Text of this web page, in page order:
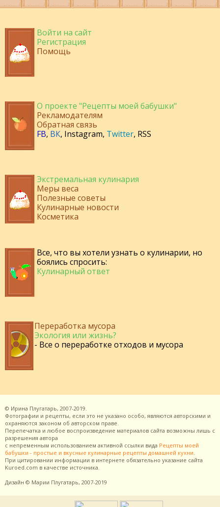
Войти на сайт
Регистрация
Помощь
О проекте "Рецепты моей бабушки"
Рекламодателям
Обратная связь
FB, ВК, Instagram, Twitter, RSS
Экстремальная кулинария
Меры веса
Полезные советы
Кулинарные новости
Косметика
Все, что вы хотели узнать о кулинарии, но
боялись спросить:
Кулинарный ответ
Переработка мусора
Экология или жизнь?
- Все о переработке отходов и мусора
© Ирина Плугатарь, 2007-2019.
Фотографии и рецепты, если это не указано особо, являются авторскими и
охраняются законом об авторском праве.
Перепечатка и любое воспроизведение материалов сайта возможны лишь с
разрешения автора
с непременным использованием активной ссылки вида Рецепты моей
бабушки - простые и вкусные кулинарные рецепты домашней кухни
При цитировании информации в интернете обязательно указание сайта
Kuroed.com в качестве источника.
Дизайн © Марии Плугатарь, 2007-2019